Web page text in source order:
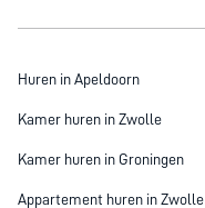
Huren in Apeldoorn
Kamer huren in Zwolle
Kamer huren in Groningen
Appartement huren in Zwolle